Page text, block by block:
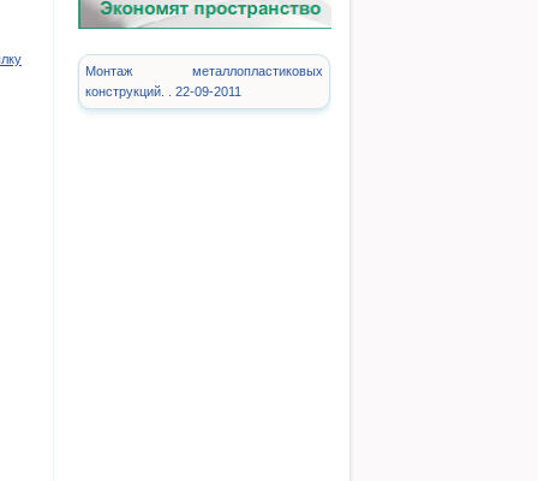
Монтаж металлопластиковых
конструкций. . 22-09-2011